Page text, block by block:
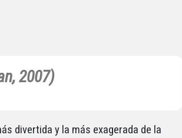
2007)
divertida y la más exagerada de la